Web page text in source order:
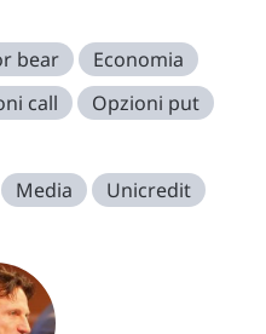
bear
Economia
call
Opzioni put
Media Unicredit